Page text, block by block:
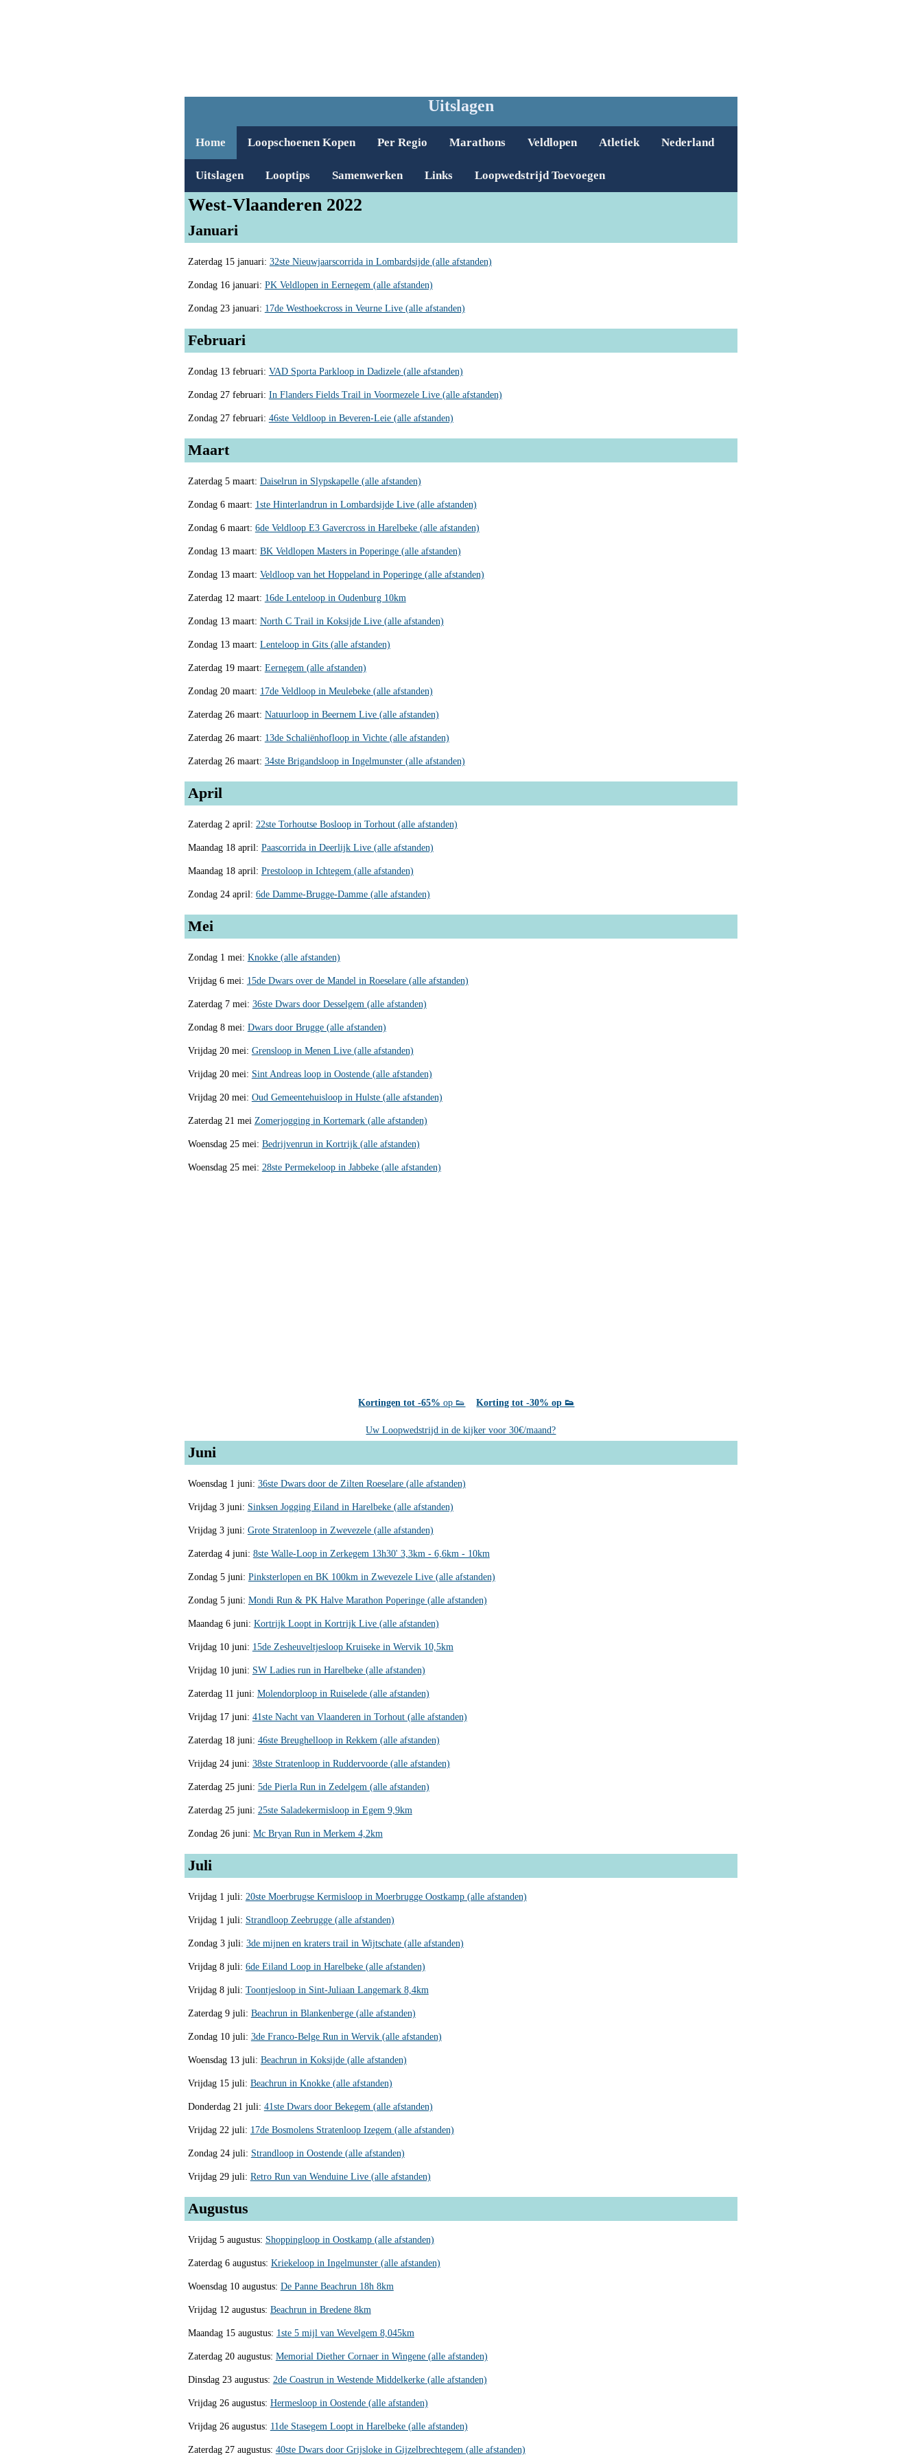
Uitslagen
Home Loopschoenen Kopen Per Regio Marathons Veldlopen Atletiek Nederland
Uitslagen Looptips Samenwerken Links Loopwedstrijd Toevoegen
West-Vlaanderen 2022
Januari
Zaterdag 15 januari: 32ste Nieuwjaarscorrida in Lombardsijde (alle afstanden)
Zondag 16 januari: PK Veldlopen in Eernegem (alle afstanden)
Zondag 23 januari: 17de Westhoekcross in Veurne Live (alle afstanden)
Februari
Zondag 13 februari: VAD Sporta Parkloop in Dadizele (alle afstanden)
Zondag 27 februari: In Flanders Fields Trail in Voormezele Live (alle afstanden)
Zondag 27 februari: 46ste Veldloop in Beveren-Leie (alle afstanden)
Maart
Zaterdag 5 maart: Daiselrun in Slypskapelle (alle afstanden)
Zondag 6 maart: 1ste Hinterlandrun in Lombardsijde Live (alle afstanden)
Zondag 6 maart: 6de Veldloop E3 Gavercross in Harelbeke (alle afstanden)
Zondag 13 maart: BK Veldlopen Masters in Poperinge (alle afstanden)
Zondag 13 maart: Veldloop van het Hoppeland in Poperinge (alle afstanden)
Zaterdag 12 maart: 16de Lenteloop in Oudenburg 10km
Zondag 13 maart: North C Trail in Koksijde Live (alle afstanden)
Zondag 13 maart: Lenteloop in Gits (alle afstanden)
Zaterdag 19 maart: Eernegem (alle afstanden)
Zondag 20 maart: 17de Veldloop in Meulebeke (alle afstanden)
Zaterdag 26 maart: Natuurloop in Beernem Live (alle afstanden)
Zaterdag 26 maart: 13de Schaliënhofloop in Vichte (alle afstanden)
Zaterdag 26 maart: 34ste Brigandsloop in Ingelmunster (alle afstanden)
April
Zaterdag 2 april: 22ste Torhoutse Bosloop in Torhout (alle afstanden)
Maandag 18 april: Paascorrida in Deerlijk Live (alle afstanden)
Maandag 18 april: Prestoloop in Ichtegem (alle afstanden)
Zondag 24 april: 6de Damme-Brugge-Damme (alle afstanden)
Mei
Zondag 1 mei: Knokke (alle afstanden)
Vrijdag 6 mei: 15de Dwars over de Mandel in Roeselare (alle afstanden)
Zaterdag 7 mei: 36ste Dwars door Desselgem (alle afstanden)
Zondag 8 mei: Dwars door Brugge (alle afstanden)
Vrijdag 20 mei: Grensloop in Menen Live (alle afstanden)
Vrijdag 20 mei: Sint Andreas loop in Oostende (alle afstanden)
Vrijdag 20 mei: Oud Gemeentehuisloop in Hulste (alle afstanden)
Zaterdag 21 mei Zomerjogging in Kortemark (alle afstanden)
Woensdag 25 mei: Bedrijvenrun in Kortrijk (alle afstanden)
Woensdag 25 mei: 28ste Permekeloop in Jabbeke (alle afstanden)
Kortingen tot -65% op 👟 Korting tot -30% op 👟
Uw Loopwedstrijd in de kijker voor 30€/maand?
Juni
Woensdag 1 juni: 36ste Dwars door de Zilten Roeselare (alle afstanden)
Vrijdag 3 juni: Sinksen Jogging Eiland in Harelbeke (alle afstanden)
Vrijdag 3 juni: Grote Stratenloop in Zwevezele (alle afstanden)
Zaterdag 4 juni: 8ste Walle-Loop in Zerkegem 13h30' 3,3km - 6,6km - 10km
Zondag 5 juni: Pinksterlopen en BK 100km in Zwevezele Live (alle afstanden)
Zondag 5 juni: Mondi Run & PK Halve Marathon Poperinge (alle afstanden)
Maandag 6 juni: Kortrijk Loopt in Kortrijk Live (alle afstanden)
Vrijdag 10 juni: 15de Zesheuveltjesloop Kruiseke in Wervik 10,5km
Vrijdag 10 juni: SW Ladies run in Harelbeke (alle afstanden)
Zaterdag 11 juni: Molendorploop in Ruiselede (alle afstanden)
Vrijdag 17 juni: 41ste Nacht van Vlaanderen in Torhout (alle afstanden)
Zaterdag 18 juni: 46ste Breughelloop in Rekkem (alle afstanden)
Vrijdag 24 juni: 38ste Stratenloop in Ruddervoorde (alle afstanden)
Zaterdag 25 juni: 5de Pierla Run in Zedelgem (alle afstanden)
Zaterdag 25 juni: 25ste Saladekermisloop in Egem 9,9km
Zondag 26 juni: Mc Bryan Run in Merkem 4,2km
Juli
Vrijdag 1 juli: 20ste Moerbrugse Kermisloop in Moerbrugge Oostkamp (alle afstanden)
Vrijdag 1 juli: Strandloop Zeebrugge (alle afstanden)
Zondag 3 juli: 3de mijnen en kraters trail in Wijtschate (alle afstanden)
Vrijdag 8 juli: 6de Eiland Loop in Harelbeke (alle afstanden)
Vrijdag 8 juli: Toontjesloop in Sint-Juliaan Langemark 8,4km
Zaterdag 9 juli: Beachrun in Blankenberge (alle afstanden)
Zondag 10 juli: 3de Franco-Belge Run in Wervik (alle afstanden)
Woensdag 13 juli: Beachrun in Koksijde (alle afstanden)
Vrijdag 15 juli: Beachrun in Knokke (alle afstanden)
Donderdag 21 juli: 41ste Dwars door Bekegem (alle afstanden)
Vrijdag 22 juli: 17de Bosmolens Stratenloop Izegem (alle afstanden)
Zondag 24 juli: Strandloop in Oostende (alle afstanden)
Vrijdag 29 juli: Retro Run van Wenduine Live (alle afstanden)
Augustus
Vrijdag 5 augustus: Shoppingloop in Oostkamp (alle afstanden)
Zaterdag 6 augustus: Kriekeloop in Ingelmunster (alle afstanden)
Woensdag 10 augustus: De Panne Beachrun 18h 8km
Vrijdag 12 augustus: Beachrun in Bredene 8km
Maandag 15 augustus: 1ste 5 mijl van Wevelgem 8,045km
Zaterdag 20 augustus: Memorial Diether Cornaer in Wingene (alle afstanden)
Dinsdag 23 augustus: 2de Coastrun in Westende Middelkerke (alle afstanden)
Vrijdag 26 augustus: Hermesloop in Oostende (alle afstanden)
Vrijdag 26 augustus: 11de Stasegem Loopt in Harelbeke (alle afstanden)
Zaterdag 27 augustus: 40ste Dwars door Grijsloke in Gijzelbrechtegem (alle afstanden)